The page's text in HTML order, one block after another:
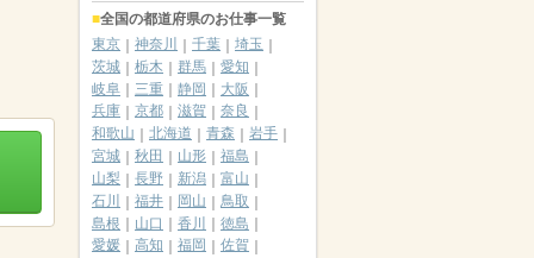
全国の都道府県のお仕事一覧
東京
神奈川 千葉
埼玉
茨城
栃木 群馬
愛知
岐阜
三重 静岡
大阪
兵庫
京都 滋賀
奈良
和歌山
北海道 青森
岩手
宮城
秋田 山形
福島
山梨
長野 新潟
富山
石川
福井 岡山
鳥取
島根
山口 香川
徳島
愛媛
高知 福岡
佐賀